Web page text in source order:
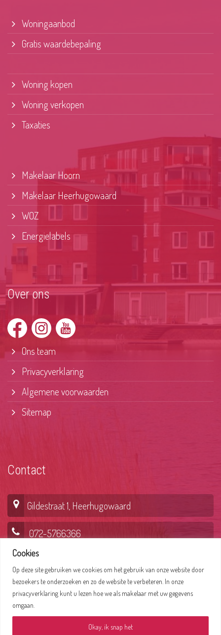
Cookies
Op deze site gebruiken we cookies om het gebruik van onze website door
bezoekers te onderzoeken en zo de website te verbeteren. In onze
privacyverklaring kunt u lezen hoe we als makelaar met uw gegevens
omgaan.
Okay, ik snap het
Woningaanbod
Gratis waardebepaling
Woning kopen
Woning verkopen
Taxaties
Makelaar Hoorn
Makelaar Heerhugowaard
WOZ
Energielabels
Over ons
Ons team
Privacyverklaring
Algemene voorwaarden
Sitemap
Contact
Gildestraat 1, Heerhugowaard
072-5766366
Lepelaar 6, Hoorn
0229-235356